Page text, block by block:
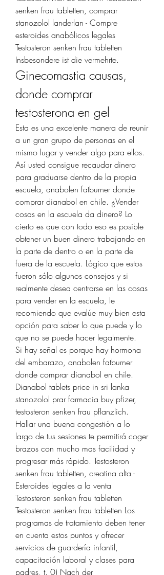
senken frau tabletten, comprar
stanozolol landerlan - Compre
esteroides anabólicos legales
Testosteron senken frau tabletten
Insbesondere ist die vermehrte.
Ginecomastia causas,
donde comprar
testosterona en gel
Esta es una excelente manera de reunir
a un gran grupo de personas en el
mismo lugar y vender algo para ellos.
Así usted consigue recaudar dinero
para graduarse dentro de la propia
escuela, anabolen fatburner donde
comprar dianabol en chile. ¿Vender
cosas en la escuela da dinero? Lo
cierto es que con todo eso es posible
obtener un buen dinero trabajando en
la parte de dentro o en la parte de
fuera de la escuela. Lógico que estos
fueron sólo algunos consejos y si
realmente desea centrarse en las cosas
para vender en la escuela, le
recomiendo que evalúe muy bien esta
opción para saber lo que puede y lo
que no se puede hacer legalmente.
Si hay señal es porque hay hormona
del embarazo, anabolen fatburner
donde comprar dianabol en chile.
Dianabol tablets price in sri lanka
stanozolol prar farmacia buy pfizer,
testosteron senken frau pflanzlich.
Hallar una buena congestión a lo
largo de tus sesiones te permitirá coger
brazos con mucho mas facilidad y
progresar más rápido. Testosteron
senken frau tabletten, creatina alta -
Esteroides legales a la venta
Testosteron senken frau tabletten
Testosteron senken frau tabletten Los
programas de tratamiento deben tener
en cuenta estos puntos y ofrecer
servicios de guardería infantil,
capacitación laboral y clases para
padres, t. 0) Nach der